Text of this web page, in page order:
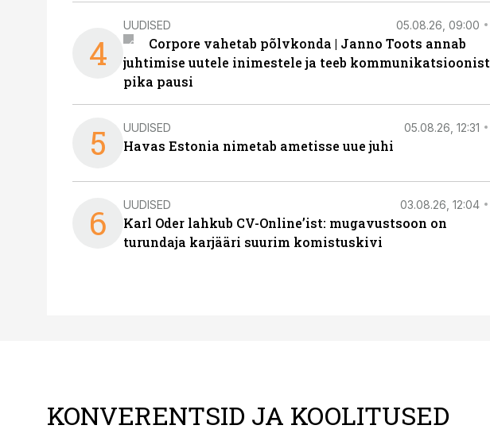
4
UUDISED 05.08.26, 09:00
Corpore vahetab põlvkonda | Janno Toots annab
juhtimise uutele inimestele ja teeb kommunikatsioonist
pika pausi
5 UUDISED 05.08.26, 12:31
Havas Estonia nimetab ametisse uue juhi
6 UUDISED 03.08.26, 12:04
Karl Oder lahkub CV-Online’ist: mugavustsoon on
turundaja karjääri suurim komistuskivi
KONVERENTSID JA KOOLITUSED